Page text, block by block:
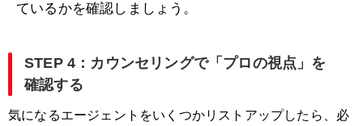
ているかを確認しましょう。
STEP 4：カウンセリングで「プロの視点」を
確認する
気になるエージェントをいくつかリストアップしたら、必